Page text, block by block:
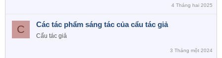
4 Tháng hai 2025
C Các tác phẩm sáng tác của cẩu tác giả
Cẩu tác giả
3 Tháng một 2024